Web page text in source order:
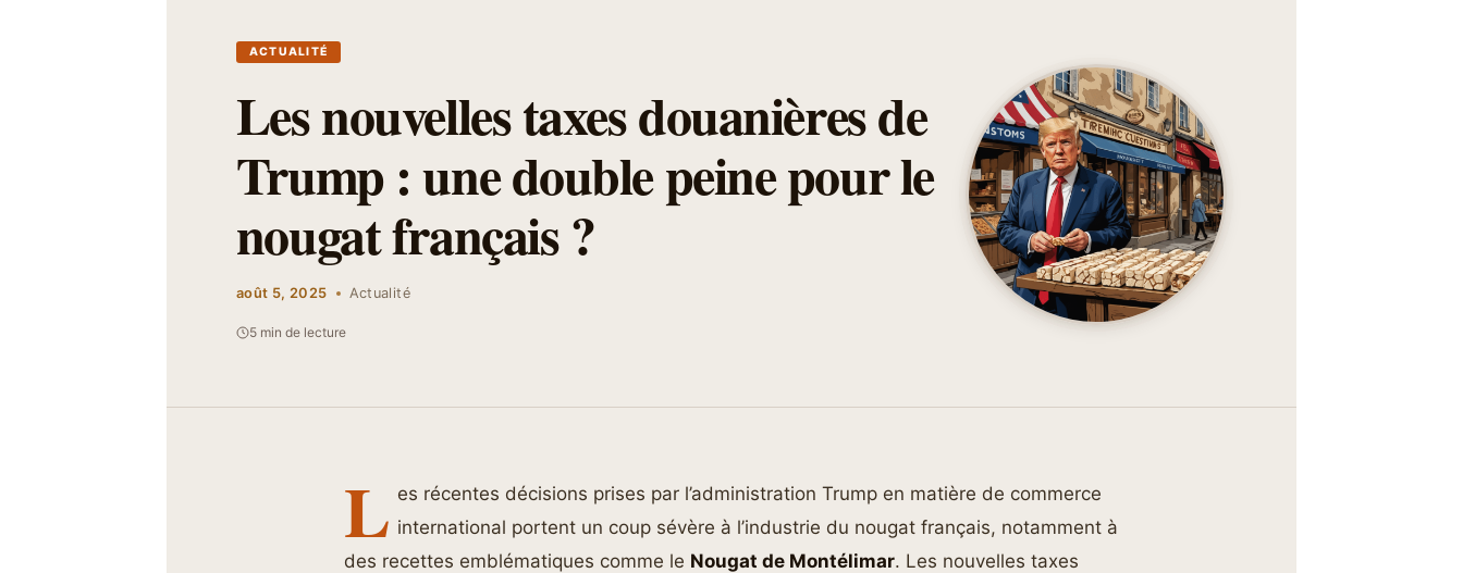
ACTUALITÉ
Les nouvelles taxes douanières de
Trump : une double peine pour le
nougat français ?
août 5, 2025 Actualité
5 min de lecture
L es récentes décisions prises par l’administration Trump en matière de commerce
international portent un coup sévère à l’industrie du nougat français, notamment à
des recettes emblématiques comme le Nougat de Montélimar. Les nouvelles taxes